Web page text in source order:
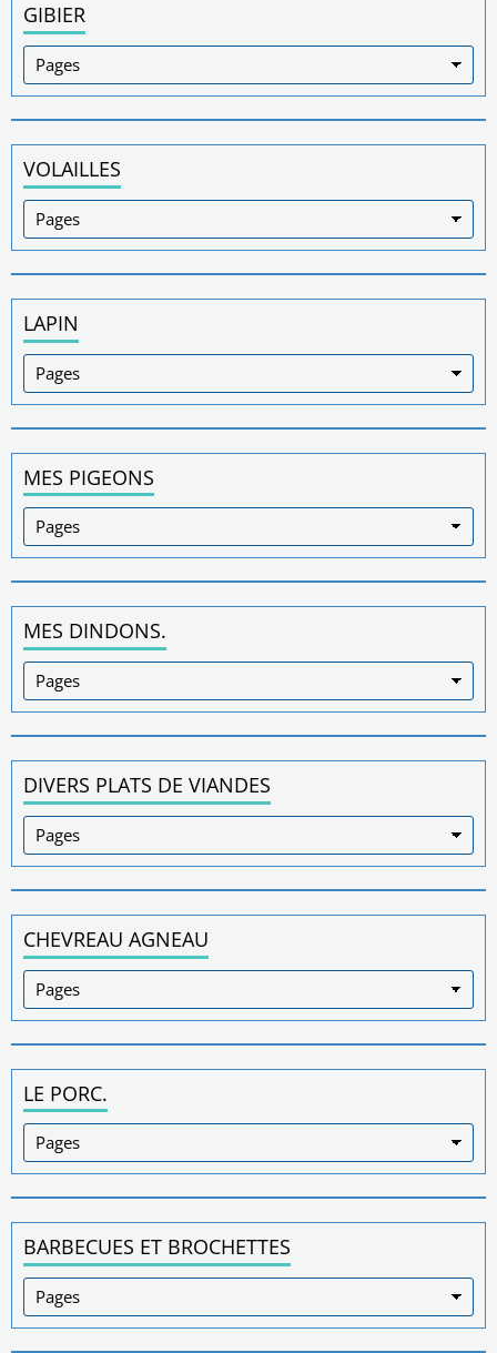
GIBIER
VOLAILLES
LAPIN
MES PIGEONS
MES DINDONS.
DIVERS PLATS DE VIANDES
CHEVREAU AGNEAU
LE PORC.
BARBECUES ET BROCHETTES